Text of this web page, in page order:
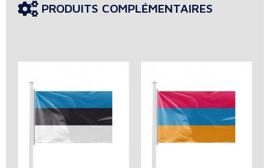
PRODUITS COMPLÉMENTAIRES